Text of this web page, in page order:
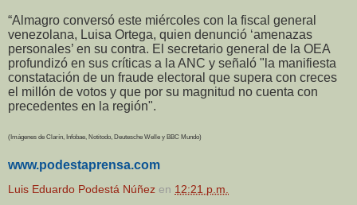
“Almagro conversó este miércoles con la fiscal general
venezolana, Luisa Ortega, quien denunció ‘amenazas
personales’ en su contra. El secretario general de la OEA
profundizó en sus críticas a la ANC y señaló "la manifiesta
constatación de un fraude electoral que supera con creces
el millón de votos y que por su magnitud no cuenta con
precedentes en la región".
(Imágenes de Clarín, Infobae, Notitodo, Deutesche Welle y BBC Mundo)
www.podestaprensa.com
Luis Eduardo Podestá Núñez en 12:21 p.m.